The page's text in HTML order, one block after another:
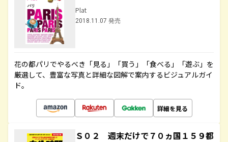
Plat
2018.11.07 発売
花の都パリでやるべき「見る」「買う」「食べる」「遊ぶ」を
厳選して、豊富な写真と詳細な図解で案内するビジュアルガイ
ド。
詳細を見る
Ｓ０２ 週末だけで７０ヵ国１５９都